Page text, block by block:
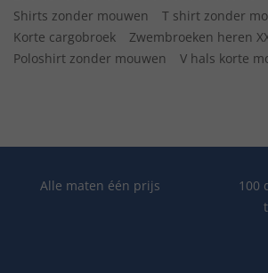
Shirts zonder mouwen
T shirt zonder
Korte cargobroek
Zwembroeken heren
Poloshirt zonder mouwen
V hals korte
Alle maten één prijs
100